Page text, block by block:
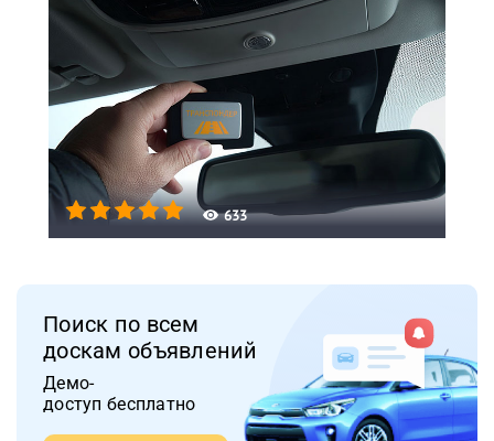
633
Поиск по всем
доскам объявлений
Демо-
доступ бесплатно